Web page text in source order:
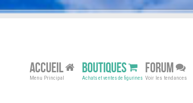
ACCUEIL
Menu Principal
BOUTIQUES
Achats et ventes de figurines
FORUM
Voir les tendances